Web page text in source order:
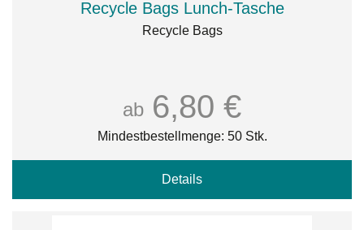
Recycle Bags Lunch-Tasche
Recycle Bags
ab 6,80 €
Mindestbestellmenge: 50 Stk.
Details